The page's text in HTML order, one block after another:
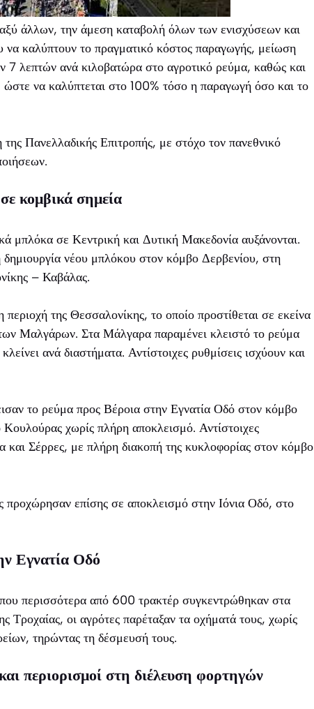
άλλων, την άμεση καταβολή όλων των ενισχύσεων και
να καλύπτουν το πραγματικό κόστος παραγωγής, μείωση
7 λεπτών ανά κιλοβατώρα στο αγροτικό ρεύμα, καθώς και
να καλύπτεται στο 100% τόσο η παραγωγή όσο και το
Πανελλαδικής Επιτροπής, με στόχο τον πανεθνικό
κομβικά σημεία
μπλόκα σε Κεντρική και Δυτική Μακεδονία αυξάνονται.
νέου μπλόκου στον κόμβο Δερβενίου, στη
– Καβάλας.
της Θεσσαλονίκης, το οποίο προστίθεται σε εκείνα
Μαλγάρων. Στα Μάλγαρα παραμένει κλειστό το ρεύμα
ανά διαστήματα. Αντίστοιχες ρυθμίσεις ισχύουν και
το ρεύμα προς Βέροια στην Εγνατία Οδό στον κόμβο
χωρίς πλήρη αποκλεισμό. Αντίστοιχες
και Σέρρες, με πλήρη διακοπή της κυκλοφορίας στον κόμβο
προχώρησαν επίσης σε αποκλεισμό στην Ιόνια Οδό, στο
Εγνατία Οδό
περισσότερα από 600 τρακτέρ συγκεντρώθηκαν στα
Τροχαίας, οι αγρότες παρέταξαν τα οχήματά τους, χωρίς
τηρώντας τη δέσμευσή τους.
περιορισμοί στη διέλευση φορτηγών